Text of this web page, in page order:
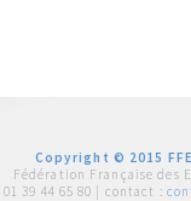
Copyright © 2015
Fédération Française des
01 39 44 65 80 | contact :